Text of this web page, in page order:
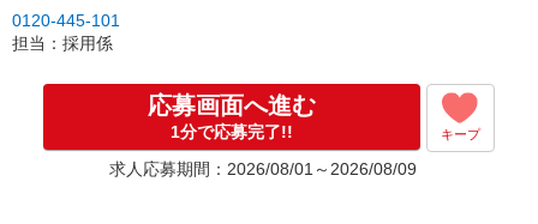
0120-445-101
担当：採用係
応募画面へ進む
1分で応募完了!! キープ
求人応募期間：2026/08/01～2026/08/09